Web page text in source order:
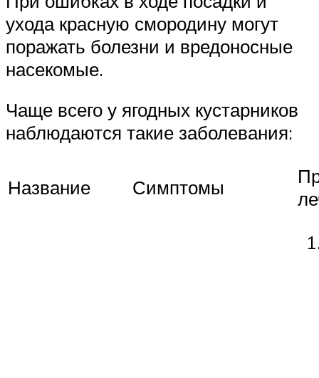
ухода красную смородину могут
поражать болезни и вредоносные
насекомые.
Чаще всего у ягодных кустарников
наблюдаются такие заболевания:
Название Симптомы